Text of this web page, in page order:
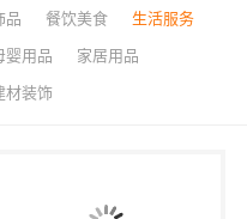
品 餐饮美食 生活服务
婴用品 家居用品
材装饰